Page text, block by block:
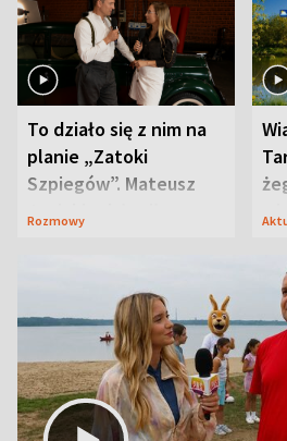
To działo się z nim na
planie „Zatoki
Szpiegów”. Mateusz
Janicki odsłonił
Rozmowy